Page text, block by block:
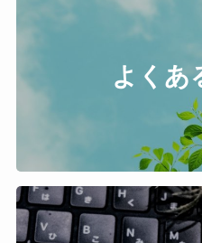
よくあ